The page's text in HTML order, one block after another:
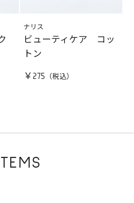
ナリス
ビューティケア コッ
トン
￥275